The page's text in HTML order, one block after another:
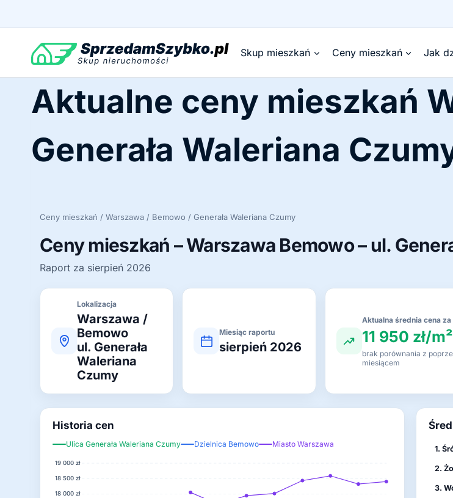
Skup mieszkań Ceny mieszkań Jak
Aktualne ceny mieszkań
Generała Waleriana
Ceny mieszkań / Warszawa / Bemowo / Generała Waleriana Czumy
Ceny mieszkań – Warszawa Bemowo – ul.
Raport za sierpień 2026
Lokalizacja
Warszawa /
Bemowo
ul. Generała
Waleriana
Czumy
Miesiąc raportu
sierpień 2026
Aktualna średnia cena za
11 950 zł/m²
brak porównania z
miesiącem
Historia cen
Ulica Generała Waleriana Czumy Dzielnica Bemowo Miasto Warszawa
18 000 zł
18 500 zł
19 000 zł
1.
2.
3.